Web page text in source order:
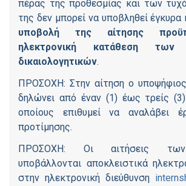
πέρας της προθεσμίας και των
της δεν μπορεί να υποβληθεί έγκυρα
υποβολή της αίτησης
ηλεκτρονική κατάθεση των
δικαιολογητικών.
ΠΡΟΣΟΧΗ: Στην αίτηση ο
δηλώνει από έναν (1) έως τρείς
οποίους επιθυμεί να αναλάβει
προτίμησης.
ΠΡΟΣΟΧΗ: Οι αιτήσεις
υποβάλλονται αποκλειστικά
στην ηλεκτρονική διεύθυνση